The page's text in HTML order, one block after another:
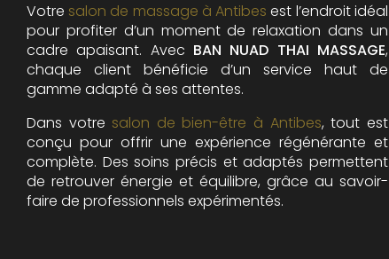
Votre salon de massage à Antibes est l’endroit idéal
pour profiter d’un moment de relaxation dans un
cadre apaisant. Avec BAN NUAD THAI MASSAGE,
chaque client bénéficie d’un service haut de
gamme adapté à ses attentes.
Dans votre salon de bien-être à Antibes, tout est
conçu pour offrir une expérience régénérante et
complète. Des soins précis et adaptés permettent
de retrouver énergie et équilibre, grâce au savoir-
faire de professionnels expérimentés.